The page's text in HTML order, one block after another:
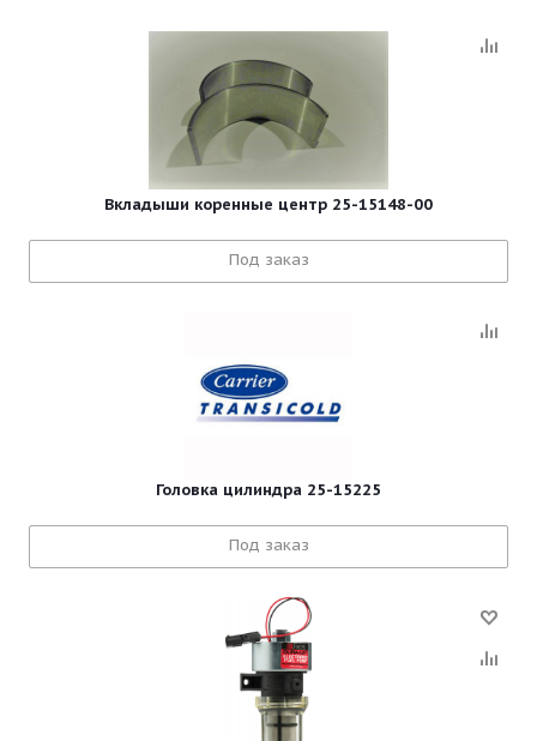
Вкладыши коренные центр 25-15148-00
Под заказ
Головка цилиндра 25-15225
Под заказ